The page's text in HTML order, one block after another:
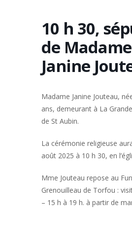
10 h 30,
de Madame
Janine
Madame Janine Jouteau,
ans, demeurant à La
de St Aubin.
La cérémonie religieuse
août 2025 à 10 h 30, en
Mme Jouteau repose au
Grenouilleau de Torfou :
– 15 h à 19 h. à partir de